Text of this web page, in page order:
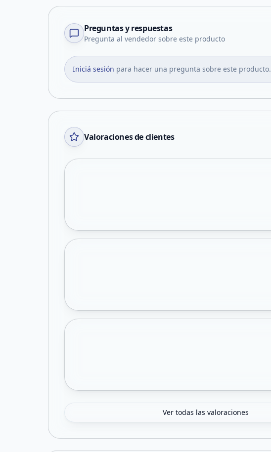
Preguntas y respuestas
Pregunta al vendedor sobre este producto
Iniciá sesión para hacer una pregunta sobre este producto.
Valoraciones de clientes
Ver todas las valoraciones